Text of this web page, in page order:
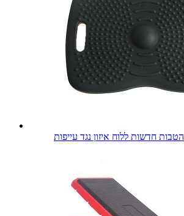
הטבות חדשות ללוח איזון נגד עייפות